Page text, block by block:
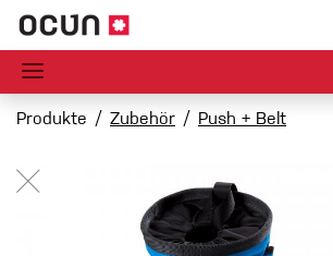
Produkte Zubehör Push + Belt